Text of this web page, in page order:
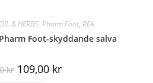
& HERBS- Pharm Foot, REA
Pharm Foot-skyddande salva
kr 109,00 kr